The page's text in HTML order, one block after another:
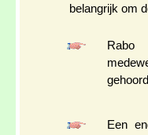
belangrijk om
Een